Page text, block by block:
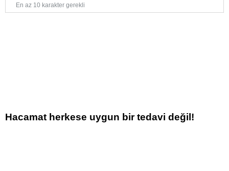
En az 10 karakter gerekli
Hacamat herkese uygun bir tedavi değil!